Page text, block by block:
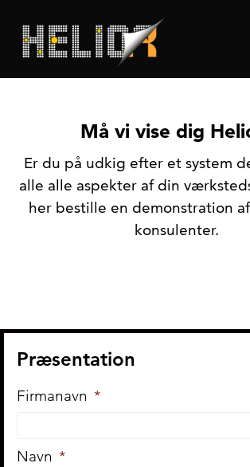
Må vi vise dig
Er du på udkig efter et system
alle alle aspekter af din
her bestille en demonstration
konsulenter.
Præsentation
Firmanavn *
Navn *